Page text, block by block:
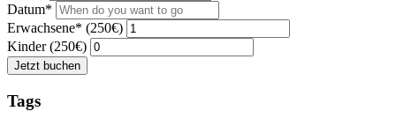
Datum*
Erwachsene* (250€)
Kinder (250€)
Jetzt buchen
Tags